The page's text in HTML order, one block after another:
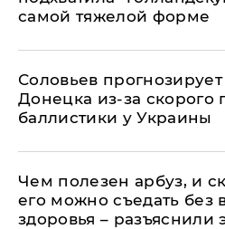
самой тяжелой форме
Соловьев
Донецка из-за скорого
баллистики у Украины
Чем полезен арбуз, и
его можно съедать без
здоровья – разъяснили